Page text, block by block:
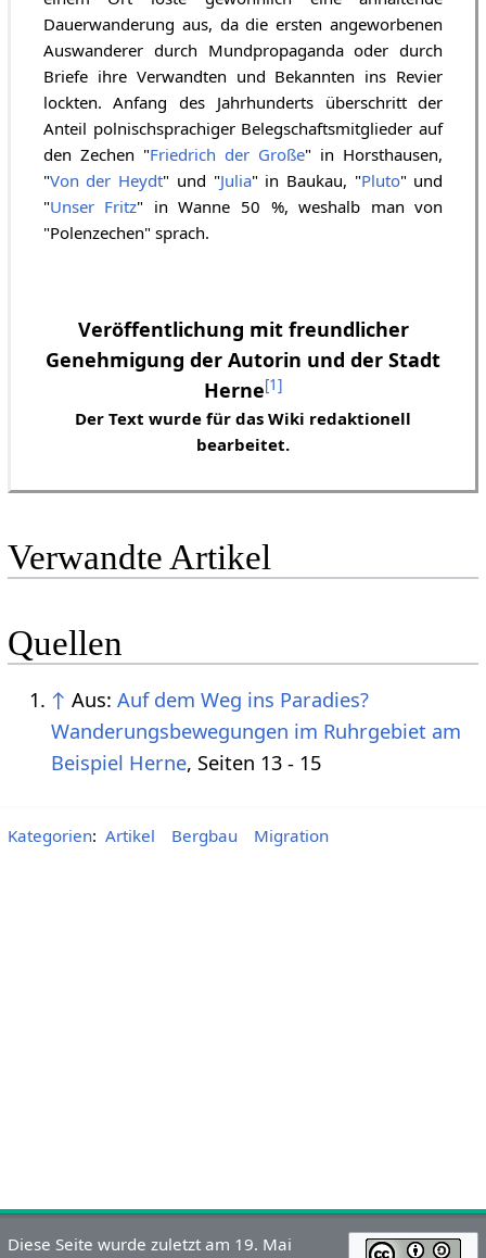
Dauerwanderung aus, da die ersten angeworbenen
Auswanderer durch Mundpropaganda oder durch
Briefe ihre Verwandten und Bekannten ins Revier
lockten. Anfang des Jahrhunderts überschritt der
Anteil polnischsprachiger Belegschaftsmitglieder auf
den Zechen "Friedrich der Große" in Horsthausen,
"Von der Heydt" und "Julia" in Baukau, "Pluto" und
"Unser Fritz" in Wanne 50 %, weshalb man von
"Polenzechen" sprach.
Veröffentlichung mit freundlicher
Genehmigung der Autorin und der Stadt
Herne[1]
Der Text wurde für das Wiki redaktionell
bearbeitet.
Verwandte Artikel
Quellen
↑ Aus: Auf dem Weg ins Paradies?
Wanderungsbewegungen im Ruhrgebiet am
Beispiel Herne, Seiten 13 - 15
Kategorien: Artikel Bergbau Migration
Diese Seite wurde zuletzt am 19. Mai